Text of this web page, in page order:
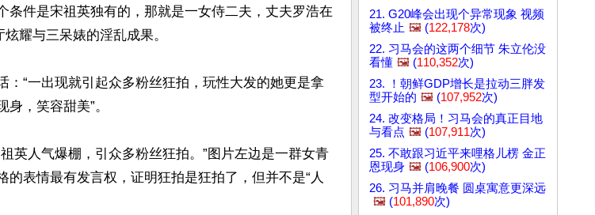
条件是宋祖英独有的，那就是一女侍二夫，丈夫罗浩在
耀与三呆婊的淫乱成果。
：“一出现就引起众多粉丝狂拍，玩性大发的她更是拿
身，笑容甜美”。
英人气爆棚，引众多粉丝狂拍。”图片左边是一群女青
表情最有发言权，证明狂拍是狂拍了，但并不是“人
21. G20峰会出现个异常现象 视频
被终止 🖼️ (122,178次)
22. 习马会的这两个细节 朱立伦没
看懂 🖼️ (110,352次)
23. ！朝鲜GDP增长是拉动三胖发
型开始的 🖼️ (107,952次)
24. 改变格局！习马会的真正目地
与看点 🖼️ (107,911次)
25. 不敢跟习近平来哩格儿楞 金正
恩现身 🖼️ (106,900次)
26. 习马并肩晚餐 圆桌寓意更深远
🖼️ (101,890次)